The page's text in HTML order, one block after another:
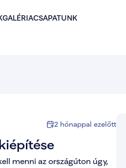
GALÉRIACSAPATUNK
2 hónappal ezelőtt
menni az országúton úgy,